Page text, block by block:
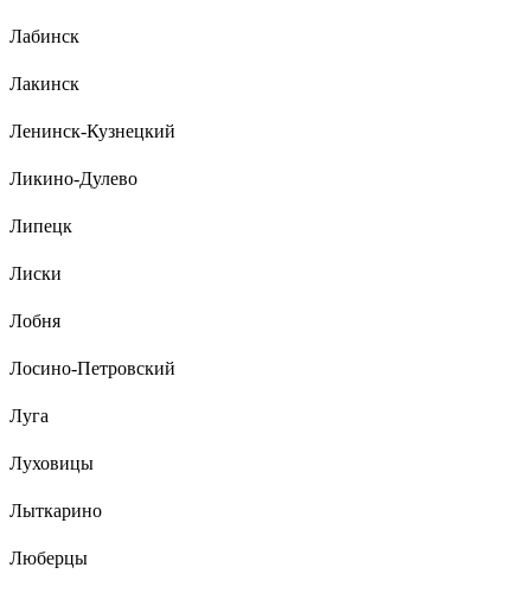
Лабинск
Лакинск
Ленинск-Кузнецкий
Ликино-Дулево
Липецк
Лиски
Лобня
Лосино-Петровский
Луга
Луховицы
Лыткарино
Люберцы